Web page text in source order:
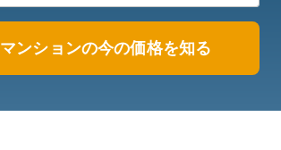
マンションの今の価格を知る